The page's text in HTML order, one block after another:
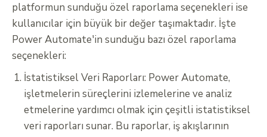
platformun sunduğu özel raporlama seçenekleri ise
kullanıcılar için büyük bir değer taşımaktadır. İşte
Power Automate'in sunduğu bazı özel raporlama
seçenekleri:
İstatistiksel Veri Raporları: Power Automate,
işletmelerin süreçlerini izlemelerine ve analiz
etmelerine yardımcı olmak için çeşitli istatistiksel
veri raporları sunar. Bu raporlar, iş akışlarının